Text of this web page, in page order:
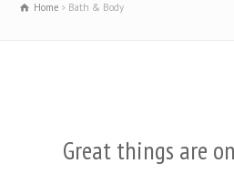
Home Bath & Body
Great things are